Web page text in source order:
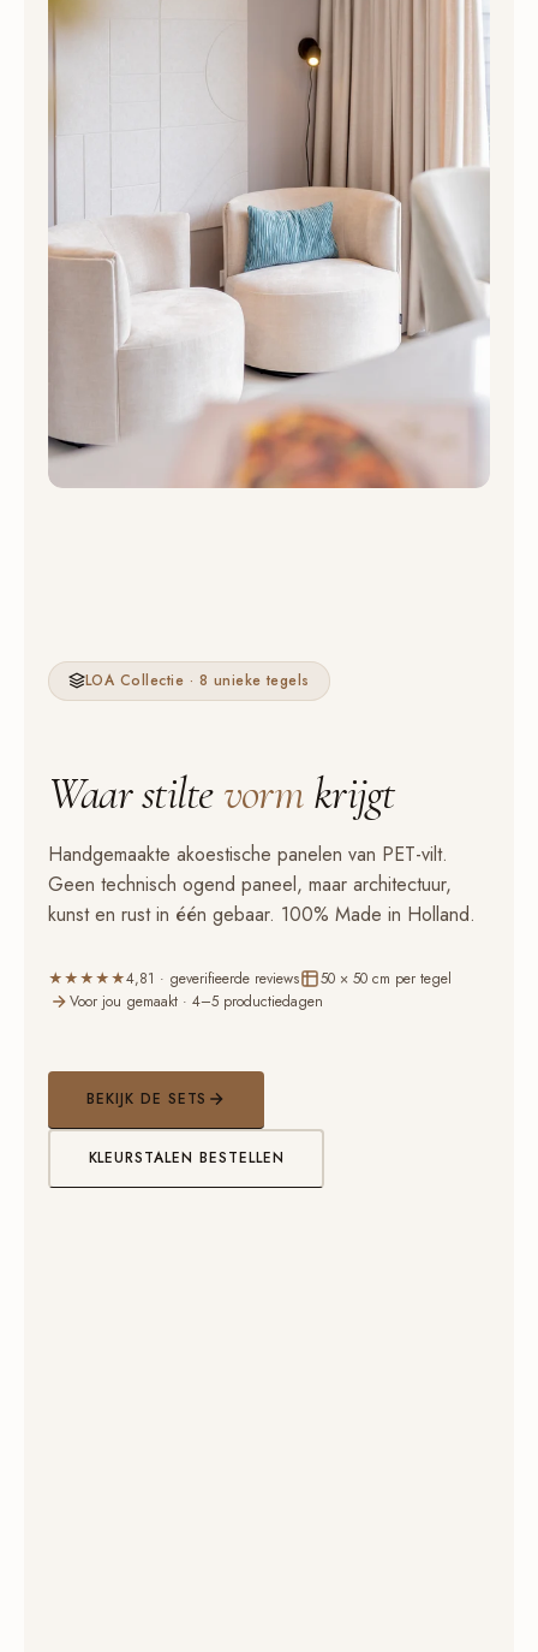
LOA Collectie · 8 unieke tegels
Waar stiltevormkrijgt
Handgemaakte akoestische panelen van PET-vilt.
Geen technisch ogend paneel, maar architectuur,
kunst en rust in één gebaar. 100% Made in Holland.
★★★★★4,81 · geverifieerde reviews
50 × 50 cm per tegel
Voor jou gemaakt · 4–5 productiedagen
BEKIJK DE SETS
KLEURSTALEN BESTELLEN